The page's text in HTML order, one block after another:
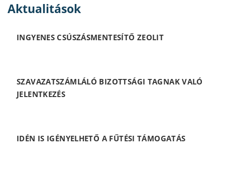
Aktualitások
INGYENES CSÚSZÁSMENTESÍTŐ ZEOLIT
SZAVAZATSZÁMLÁLÓ BIZOTTSÁGI TAGNAK VALÓ
JELENTKEZÉS
IDÉN IS IGÉNYELHETŐ A FŰTÉSI TÁMOGATÁS